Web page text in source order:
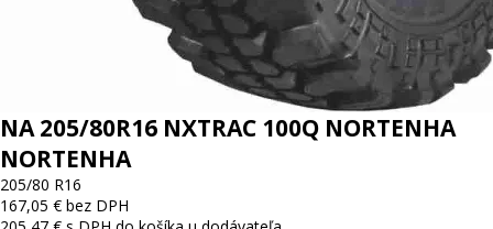
NA 205/80R16 NXTRAC 100Q NORTENHA
NORTENHA
205/80 R16
167,05 € bez DPH